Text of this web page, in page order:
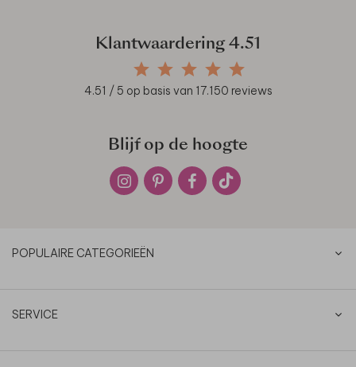
Klantwaardering 4.51
4.51 / 5 op basis van 17.150 reviews
Blijf op de hoogte
POPULAIRE CATEGORIEËN
SERVICE